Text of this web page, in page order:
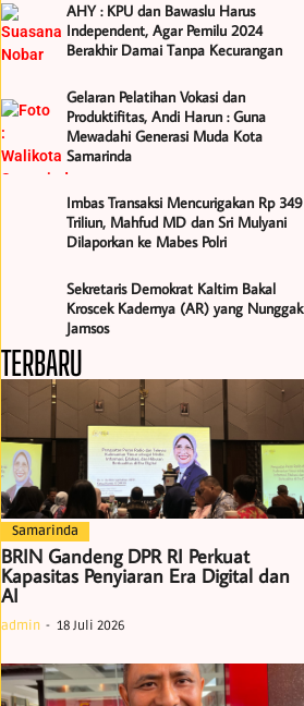
AHY : KPU dan Bawaslu Harus
Independent, Agar Pemilu 2024
Berakhir Damai Tanpa Kecurangan
Gelaran Pelatihan Vokasi dan
Produktifitas, Andi Harun : Guna
Mewadahi Generasi Muda Kota
Samarinda
Imbas Transaksi Mencurigakan Rp 349
Triliun, Mahfud MD dan Sri Mulyani
Dilaporkan ke Mabes Polri
Sekretaris Demokrat Kaltim Bakal
Kroscek Kadernya (AR) yang Nunggak
Jamsos
TERBARU
Samarinda
BRIN Gandeng DPR RI Perkuat
Kapasitas Penyiaran Era Digital dan
AI
admin 18 Juli 2026